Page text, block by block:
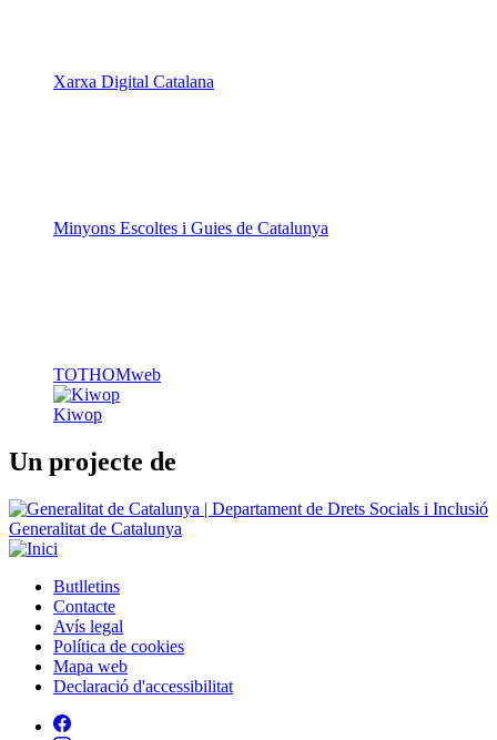
Generalitat de Catalunya
Peu
Butlletins
Contacte
Avís legal
Política de cookies
Mapa web
Declaració d'accessibilitat